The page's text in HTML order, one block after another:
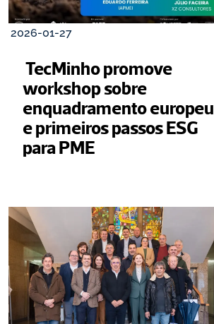
2026-01-27
TecMinho promove
workshop sobre
enquadramento europeu
e primeiros passos ESG
para PME